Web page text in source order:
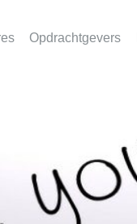
Opdrachtgevers